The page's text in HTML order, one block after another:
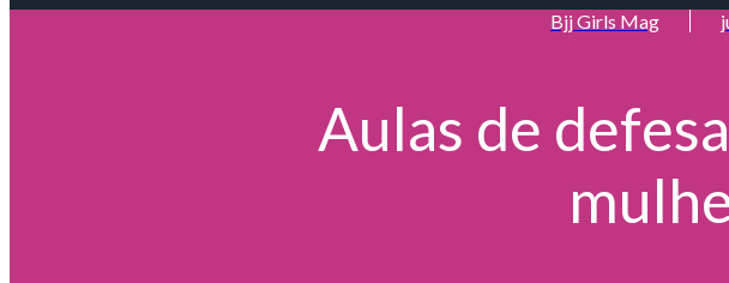
Bjj Girls Mag
Aulas de